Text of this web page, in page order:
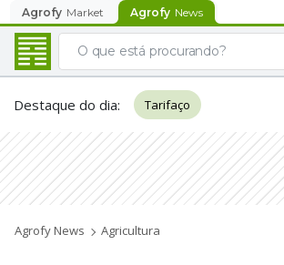
Agrofy Market Agrofy News
Destaque do dia: Tarifaço
Agrofy News Agricultura